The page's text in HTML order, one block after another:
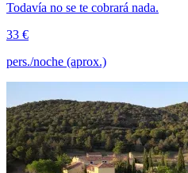
Todavía no se te cobrará nada.
33 €
pers./noche (aprox.)